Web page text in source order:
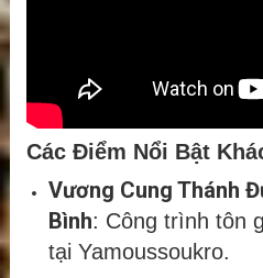
Các Điểm Nổi Bật
Vương Cung Thánh
Bình: Công trình tôn
tại Yamoussoukro.